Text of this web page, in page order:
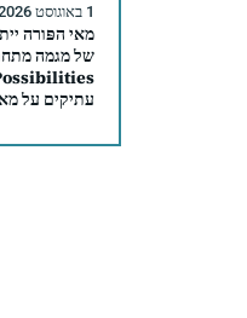
1 באוגוסט 2026
מאי הפּורה
של מגמה
עתיקים על